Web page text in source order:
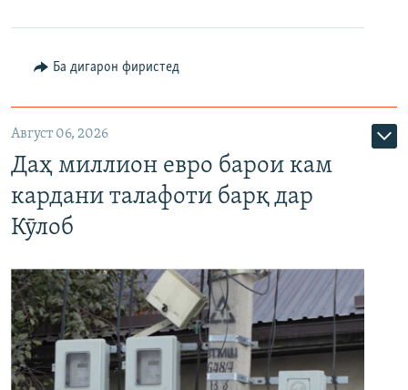
Ба дигарон фиристед
Август 06, 2026
Даҳ миллион евро барои кам
кардани талафоти барқ дар
Кӯлоб